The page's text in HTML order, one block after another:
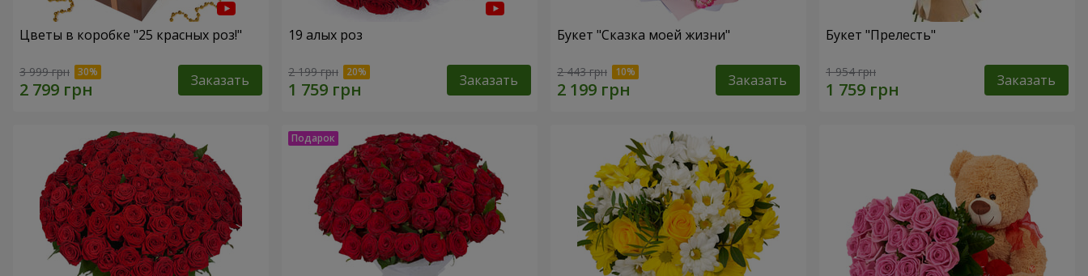
Цветы в коробке "25 красных роз!"
3 999 грн Заказать
19 алых роз
2 199 грн Заказать
Букет "Сказка моей жизни"
2 443 грн Заказать
Букет "Прелесть"
1 954 грн Заказать